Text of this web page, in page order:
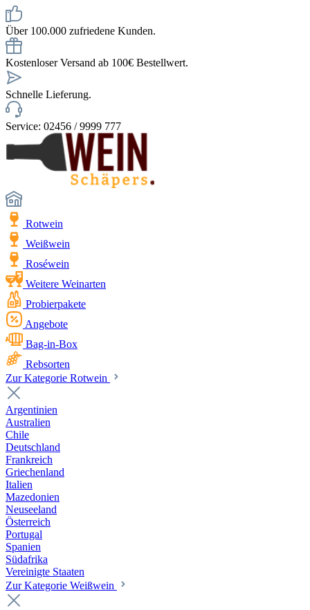
Über 100.000 zufriedene Kunden.
Kostenloser Versand ab 100€ Bestellwert.
Schnelle Lieferung.
Service: 02456 / 9999 777
Rotwein
Weißwein
Roséwein
Weitere Weinarten
Probierpakete
Angebote
Bag-in-Box
Rebsorten
Zur Kategorie Rotwein
Argentinien
Australien
Chile
Deutschland
Frankreich
Griechenland
Italien
Mazedonien
Neuseeland
Österreich
Portugal
Spanien
Südafrika
Vereinigte Staaten
Zur Kategorie Weißwein